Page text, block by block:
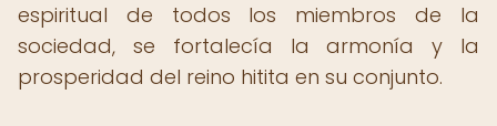
espiritual de todos los miembros de la
sociedad, se fortalecía la armonía y la
prosperidad del reino hitita en su conjunto.